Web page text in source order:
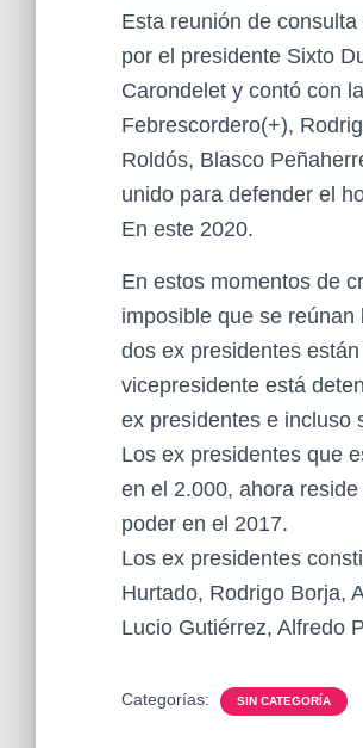
Esta reunión de
por el presidente Sixto
Carondelet y contó con
Febrescordero(+),
Roldós, Blasco
unido para defender el
En este 2020.
En estos momentos de
imposible que se
dos ex presidentes
vicepresidente está
ex presidentes e incluso
Los ex presidentes que
en el 2.000, ahora
poder en el 2017.
Los ex presidentes
Hurtado, Rodrigo Borja,
Lucio Gutiérrez, Alfredo
Categorías: SIN CATEGORÍA